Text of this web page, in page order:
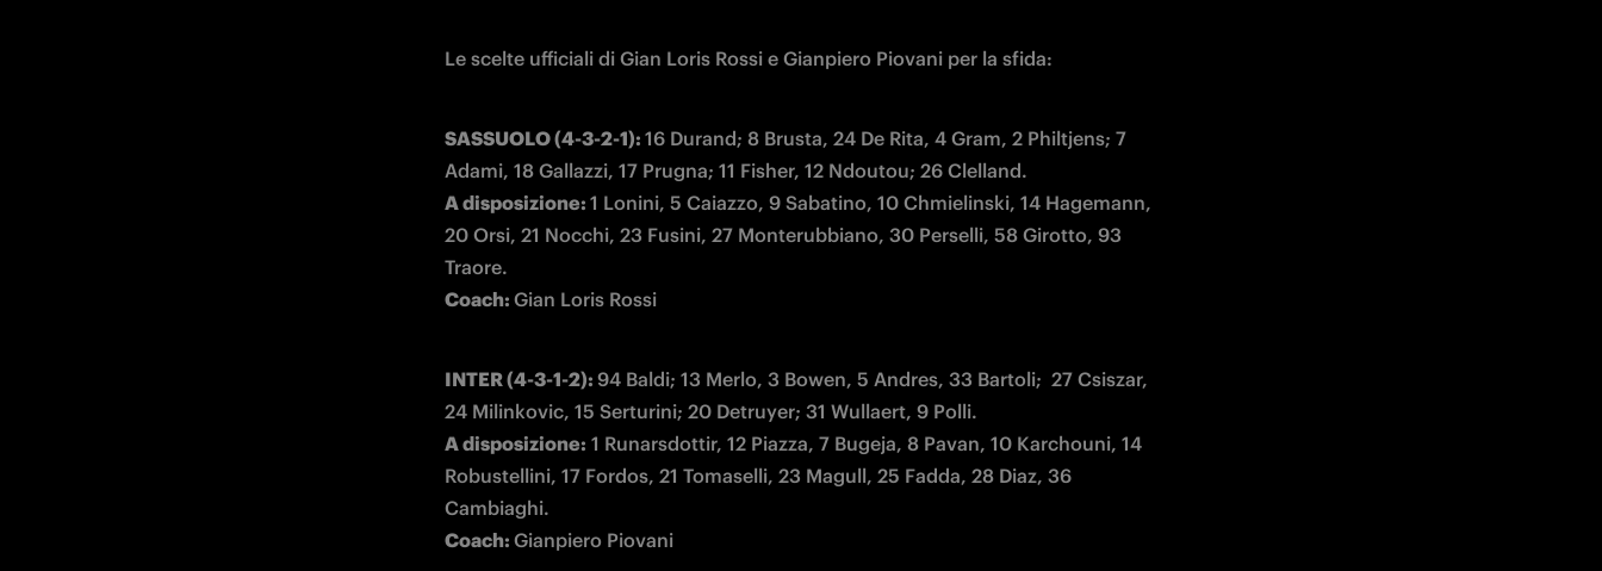
Le scelte ufficiali di Gian Loris Rossi e Gianpiero Piovani per la sfida:
SASSUOLO (4-3-2-1): 16 Durand; 8 Brusta, 24 De Rita, 4 Gram, 2 Philtjens; 7
A disposizione: 1 Lonini, 5 Caiazzo, 9 Sabatino, 10 Chmielinski, 14 Hagemann,
20 Orsi, 21 Nocchi, 23 Fusini, 27 Monterubbiano, 30 Perselli, 58 Girotto, 93
Coach:
Gian Loris Rossi
INTER (4-3-1-2): 94 Baldi; 13 Merlo, 3 Bowen, 5 Andres, 33 Bartoli;  27 Csiszar,
A disposizione: 1 Runarsdottir, 12 Piazza, 7 Bugeja, 8 Pavan, 10 Karchouni, 14
Robustellini, 17 Fordos, 21 Tomaselli, 23 Magull, 25 Fadda, 28 Diaz, 36
Coach: Gianpiero Piovani